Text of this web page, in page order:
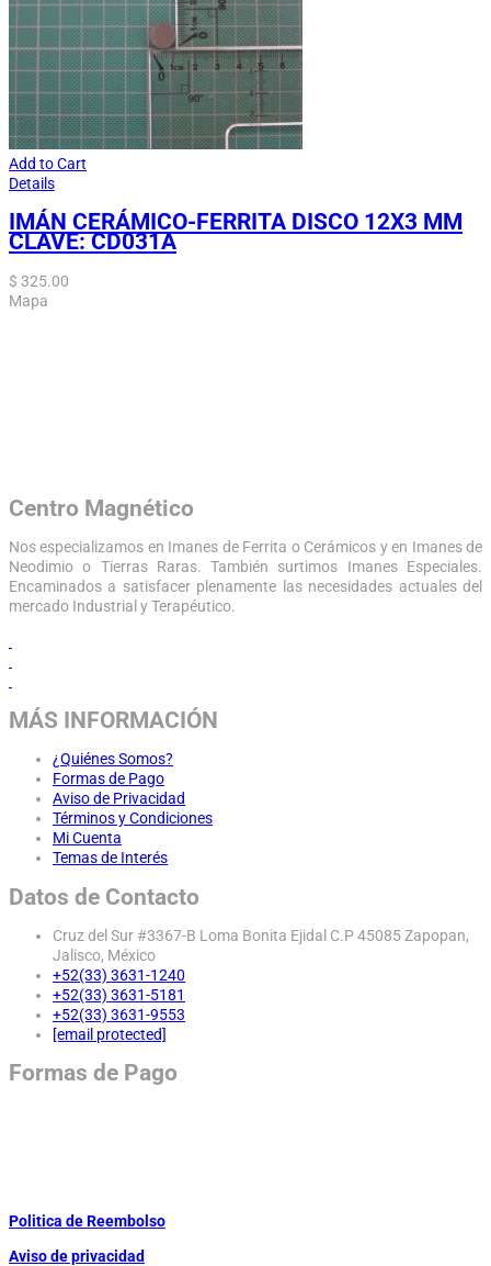
Add to Cart
Details
IMÁN CERÁMICO-FERRITA DISCO 12X3 MM
CLAVE: CD031A
$ 325.00
Mapa
Centro Magnético
Nos especializamos en Imanes de Ferrita o Cerámicos y en Imanes de
Neodimio o Tierras Raras. También surtimos Imanes Especiales.
Encaminados a satisfacer plenamente las necesidades actuales del
mercado Industrial y Terapéutico.
MÁS INFORMACIÓN
¿Quiénes Somos?
Formas de Pago
Aviso de Privacidad
Términos y Condiciones
Mi Cuenta
Temas de Interés
Datos de Contacto
Cruz del Sur #3367-B Loma Bonita Ejidal C.P 45085 Zapopan,
Jalisco, México
+52(33) 3631-1240
+52(33) 3631-5181
+52(33) 3631-9553
[email protected]
Formas de Pago
Politica de Reembolso
Aviso de privacidad